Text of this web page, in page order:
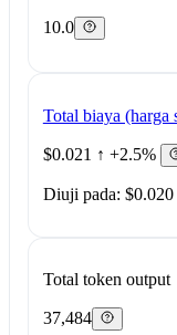
10.0
Total biaya (harga
$0.021 ↑ +2.5%
Diuji pada: $0.020
Total token output
37,484